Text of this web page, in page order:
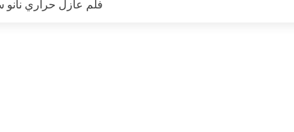
فلم عازل حراري نانو